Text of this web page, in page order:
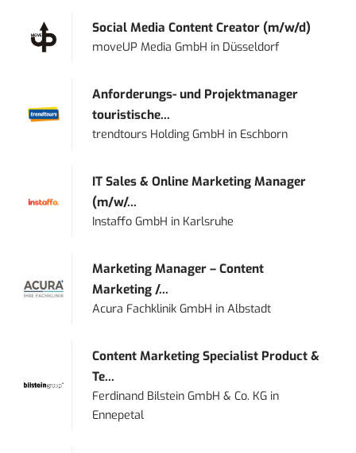
Social Media Content Creator (m/w/d)
moveUP Media GmbH in Düsseldorf
Anforderungs- und Projektmanager
touristische...
trendtours Holding GmbH in Eschborn
IT Sales & Online Marketing Manager
(m/w/...
Instaffo GmbH in Karlsruhe
Marketing Manager – Content
Marketing /...
Acura Fachklinik GmbH inAlbstadt
Content Marketing Specialist Product &
Te...
Ferdinand Bilstein GmbH & Co. KG in
Ennepetal